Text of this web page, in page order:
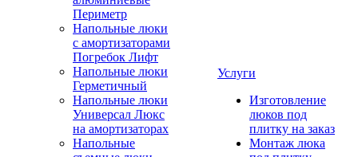
Периметр
Напольные люки
с амортизаторами
Погребок Лифт
Напольные люки
Герметичный
Напольные люки
Универсал Люкс
на амортизаторах
Напольные
Услуги
Изготовление
люков под
плитку на заказ
Монтаж люка